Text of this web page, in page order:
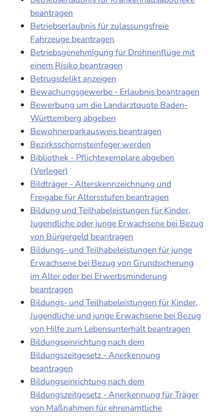
beantragen
Betriebserlaubnis für zulassungsfreie
Fahrzeuge beantragen
Betriebsgenehmigung für Drohnenflüge mit
einem Risiko beantragen
Betrugsdelikt anzeigen
Bewachungsgewerbe - Erlaubnis beantragen
Bewerbung um die Landarztquote Baden-
Württemberg abgeben
Bewohnerparkausweis beantragen
Bezirksschornsteinfeger werden
Bibliothek - Pflichtexemplare abgeben
(Verleger)
Bildträger - Alterskennzeichnung und
Freigabe für Altersstufen beantragen
Bildung und Teilhabeleistungen für Kinder,
Jugendliche oder junge Erwachsene bei Bezug
von Bürgergeld beantragen
Bildungs- und Teilhabeleistungen für junge
Erwachsene bei Bezug von Grundsicherung
im Alter oder bei Erwerbsminderung
beantragen
Bildungs- und Teilhabeleistungen für Kinder,
Jugendliche und junge Erwachsene bei Bezug
von Hilfe zum Lebensunterhalt beantragen
Bildungseinrichtung nach dem
Bildungszeitgesetz - Anerkennung
beantragen
Bildungseinrichtung nach dem
Bildungszeitgesetz - Anerkennung für Träger
von Maßnahmen für ehrenamtliche